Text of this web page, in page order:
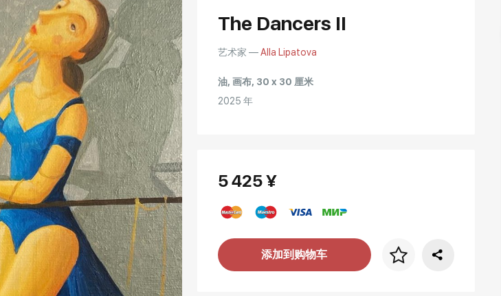
The Dancers II
艺术家 —Alla Lipatova
油, 画布, 30 x 30 厘米
2025 年
5 425 ¥
画框价格添加到购物车